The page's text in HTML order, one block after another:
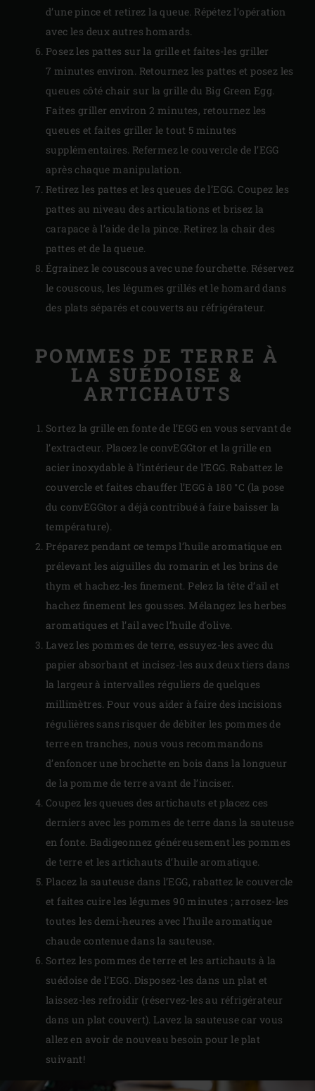
d’une pince et retirez la queue. Répétez l’opération
avec les deux autres homards.
Posez les pattes sur la grille et faites-les griller
7 minutes environ. Retournez les pattes et posez les
queues côté chair sur la grille du Big Green Egg.
Faites griller environ 2 minutes, retournez les
queues et faites griller le tout 5 minutes
supplémentaires. Refermez le couvercle de l’EGG
après chaque manipulation.
Retirez les pattes et les queues de l’EGG. Coupez les
pattes au niveau des articulations et brisez la
carapace à l’aide de la pince. Retirez la chair des
pattes et de la queue.
Égrainez le couscous avec une fourchette. Réservez
le couscous, les légumes grillés et le homard dans
des plats séparés et couverts au réfrigérateur.
POMMES DE TERRE À
LA SUÉDOISE &
ARTICHAUTS
Sortez la grille en fonte de l’EGG en vous servant de
l’extracteur. Placez le convEGGtor et la grille en
acier inoxydable à l’intérieur de l’EGG. Rabattez le
couvercle et faites chauffer l’EGG à 180 °C (la pose
du convEGGtor a déjà contribué à faire baisser la
température).
Préparez pendant ce temps l’huile aromatique en
prélevant les aiguilles du romarin et les brins de
thym et hachez-les finement. Pelez la tête d’ail et
hachez finement les gousses. Mélangez les herbes
aromatiques et l’ail avec l’huile d’olive.
Lavez les pommes de terre, essuyez-les avec du
papier absorbant et incisez-les aux deux tiers dans
la largeur à intervalles réguliers de quelques
millimètres. Pour vous aider à faire des incisions
régulières sans risquer de débiter les pommes de
terre en tranches, nous vous recommandons
d’enfoncer une brochette en bois dans la longueur
de la pomme de terre avant de l’inciser.
Coupez les queues des artichauts et placez ces
derniers avec les pommes de terre dans la sauteuse
en fonte. Badigeonnez généreusement les pommes
de terre et les artichauts d’huile aromatique.
Placez la sauteuse dans l’EGG, rabattez le couvercle
et faites cuire les légumes 90 minutes ; arrosez-les
toutes les demi-heures avec l’huile aromatique
chaude contenue dans la sauteuse.
Sortez les pommes de terre et les artichauts à la
suédoise de l’EGG. Disposez-les dans un plat et
laissez-les refroidir (réservez-les au réfrigérateur
dans un plat couvert). Lavez la sauteuse car vous
allez en avoir de nouveau besoin pour le plat
suivant!